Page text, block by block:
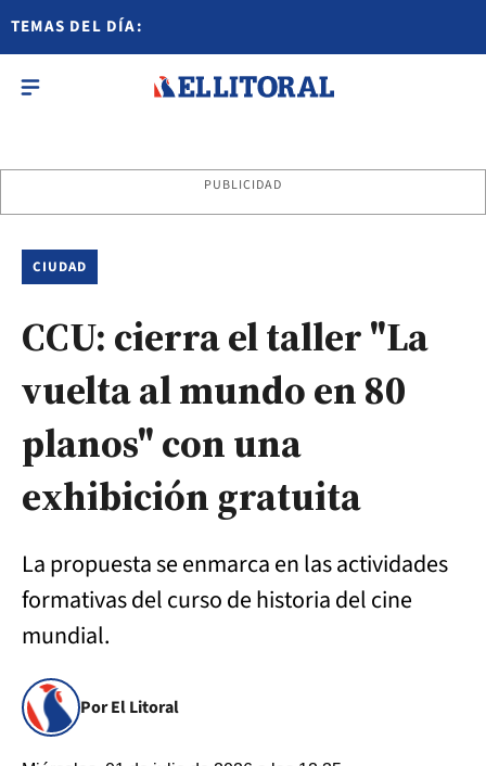
TEMAS DEL DÍA:
PUBLICIDAD
CIUDAD
CCU: cierra el taller "La
vuelta al mundo en 80
planos" con una
exhibición gratuita
La propuesta se enmarca en las actividades
formativas del curso de historia del cine
mundial.
Por El Litoral